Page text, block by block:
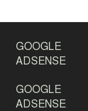
ভুমিকা গুরুত্বপূর্ণ
GOOGLE
ADSENSE
GOOGLE
ADSENSE